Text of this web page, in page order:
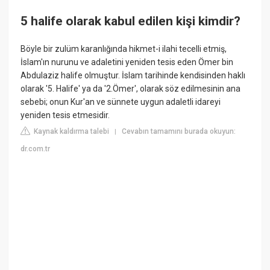
5 halife olarak kabul edilen kişi kimdir?
Böyle bir zulüm karanlığında hikmet-i ilahi tecelli etmiş,
İslam'ın nurunu ve adaletini yeniden tesis eden Ömer bin
Abdulaziz halife olmuştur. İslam tarihinde kendisinden haklı
olarak '5. Halife' ya da '2.Ömer', olarak söz edilmesinin ana
sebebi; onun Kur'an ve sünnete uygun adaletli idareyi
yeniden tesis etmesidir.
Kaynak kaldırma talebi |Cevabın tamamını burada okuyun:
dr.com.tr